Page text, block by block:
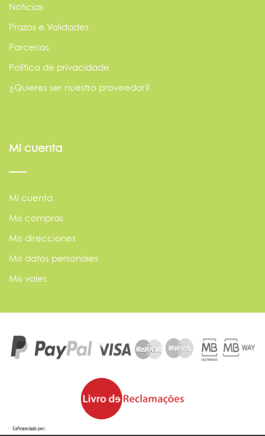
Noticias
Prazos e Validades
Parcerias
Política de privacidade
¿Quieres ser nuestro proveedor?
Mi cuenta
Mi cuenta
Mis compras
Mis direcciones
Mis datos personales
Mis vales